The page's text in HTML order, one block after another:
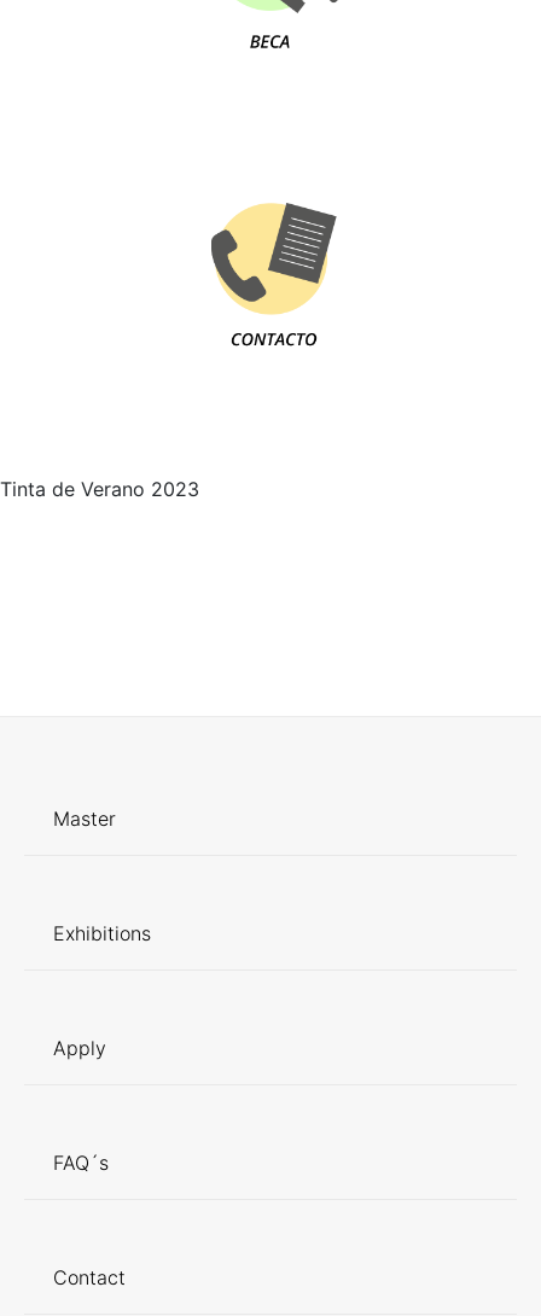
Tinta de Verano 2023
Master
Exhibitions
Apply
FAQ´s
Contact